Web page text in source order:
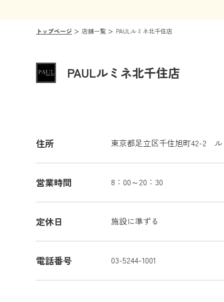
トップページ 店舗一覧 PAULルミネ北千住店
PAULルミネ北千住店
住所 東京都足立区千住旭町42-2 ル
営業時間 8：00～20：30
定休日 施設に準ずる
電話番号 03-5244-1001